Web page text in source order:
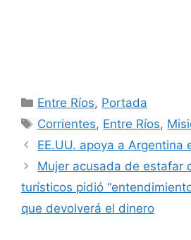
Categorías
Entre Ríos, Portada
Etiquetas
Corrientes, Entre Ríos,
EE.UU. apoya a Argentina
Mujer acusada de estafar
turísticos pidió
que devolverá el dinero